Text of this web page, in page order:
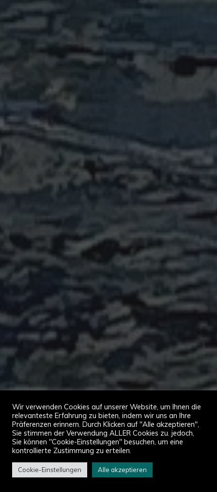
StartAtouvents in Bildern
Wir verwenden Cookies auf unserer Website, um Ihnen die
relevanteste Erfahrung zu bieten, indem wir uns an Ihre
Präferenzen erinnern. Durch Klicken auf "Alle akzeptieren",
Sie stimmen der Verwendung ALLER Cookies zu. jedoch,
Sie können "Cookie-Einstellungen" besuchen, um eine
kontrollierte Zustimmung zu erteilen.
Cookie-Einstellungen Alle akzeptieren